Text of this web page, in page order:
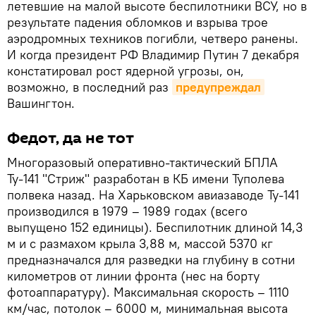
летевшие на малой высоте беспилотники ВСУ, но в
результате падения обломков и взрыва трое
аэродромных техников погибли, четверо ранены.
И когда президент РФ Владимир Путин 7 декабря
констатировал рост ядерной угрозы, он,
возможно, в последний раз предупреждал
Вашингтон.
Федот, да не тот
Многоразовый оперативно-тактический БПЛА
Ту-141 "Стриж" разработан в КБ имени Туполева
полвека назад. На Харьковском авиазаводе Ту-141
производился в 1979 – 1989 годах (всего
выпущено 152 единицы). Беспилотник длиной 14,3
м и с размахом крыла 3,88 м, массой 5370 кг
предназначался для разведки на глубину в сотни
километров от линии фронта (нес на борту
фотоаппаратуру). Максимальная скорость – 1110
км/час, потолок – 6000 м, минимальная высота